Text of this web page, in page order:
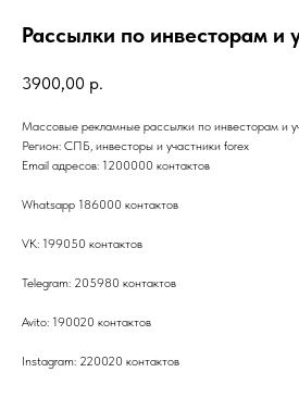
Рассылки по инвесторам и
3900,00 р.
Массовые рекламные рассылки по инвесторам и
Регион: СПБ, инвесторы и участники forex
Email адресов: 1200000 контактов
Whatsapp 186000 контактов
VK: 199050 контактов
Telegram: 205980 контактов
Avito: 190020 контактов
Instagram: 220020 контактов